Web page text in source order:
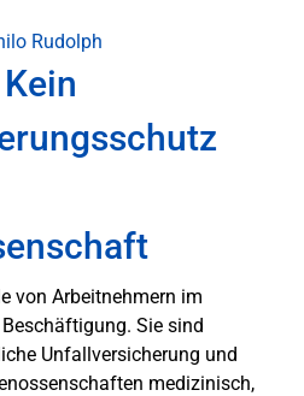
Rudolph
von Arbeitnehmern im
Sie sind
Unfallversicherung und
medizinisch,